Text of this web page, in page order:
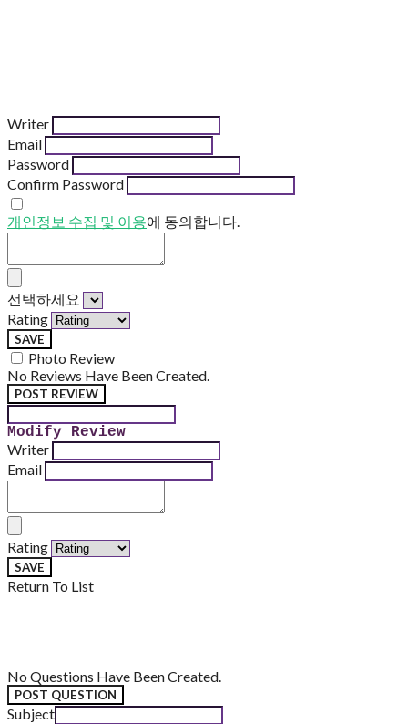
Writer
Email
Password
Confirm Password
개인정보 수집 및 이용에 동의합니다.
선택하세요
Rating
SAVE
Photo Review
No Reviews Have Been Created.
POST REVIEW
Modify Review
Writer
Email
Rating
SAVE
Return To List
No Questions Have Been Created.
POST QUESTION
Subject